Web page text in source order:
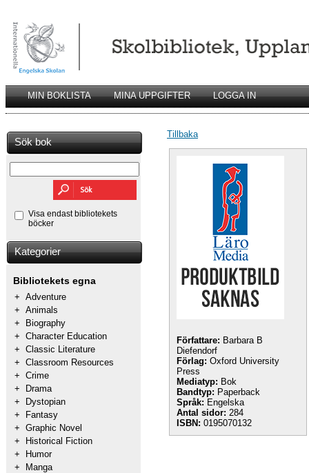
MIN BOKLISTA MINA UPPGIFTER LOGGA IN
Sök bok
Visa endast bibliotekets
böcker
Kategorier
Bibliotekets egna
+ Adventure
+ Animals
+
Biography
+ Character Education
+ Classic Literature
+ Classroom Resources
+ Crime
+
Drama
+
Dystopian
+
Fantasy
+ Graphic Novel
+
Historical Fiction
+
Humor
+
Manga
Tillbaka
Författare: Barbara B
Diefendorf
Förlag: Oxford University
Press
Mediatyp: Bok
Bandtyp: Paperback
Språk: Engelska
Antal sidor: 284
ISBN: 0195070132